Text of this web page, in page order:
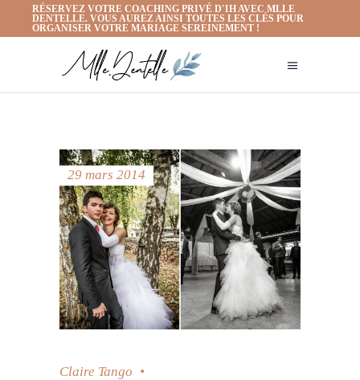
RÉSERVEZ VOTRE COACHING PRIVÉ D'1H AVEC MLLE
DENTELLE. VOUS AUREZ AINSI TOUTES LES CLÉS POUR
ORGANISER VOTRE MARIAGE SEREINEMENT !
29 mars 2014
Claire Tango